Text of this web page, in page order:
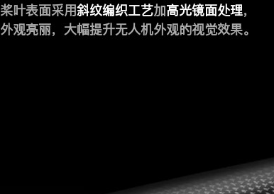
桨叶表面采用斜纹编织工艺加高光镜面处理，
外观亮丽，大幅提升无人机外观的视觉效果。